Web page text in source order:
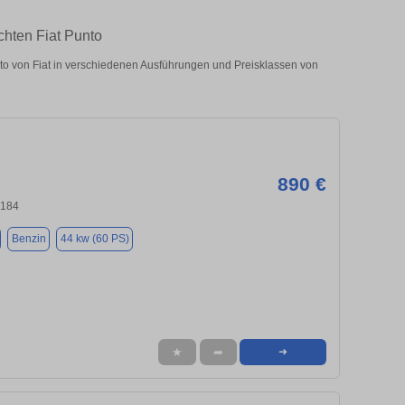
Fiat Punto
von Fiat in verschiedenen Ausführungen und Preisklassen von
890 €
Benzin 44 kw (60 PS)
★ ➦ ➜